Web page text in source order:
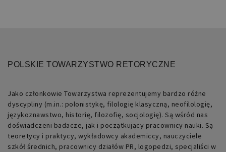
POLSKIE TOWARZYSTWO RETORYCZNE
Jako członkowie Towarzystwa reprezentujemy bardzo różne
dyscypliny (m.in.: polonistykę, filologię klasyczną, neofilologię,
językoznawstwo, historię, filozofię, socjologię). Są wśród nas
doświadczeni badacze, jak i początkujący pracownicy nauki. Są
teoretycy i praktycy, wykładowcy akademiccy, nauczyciele
szkół średnich, pracownicy działów PR, logopedzi, specjaliści w